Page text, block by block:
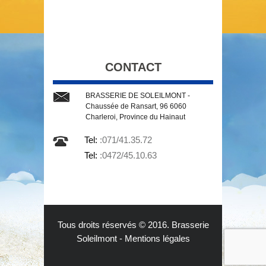
CONTACT
BRASSERIE DE SOLEILMONT -
Chaussée de Ransart, 96 6060
Charleroi, Province du Hainaut
Tel: :071/41.35.72
Tel: :0472/45.10.63
Tous droits réservés © 2016. Brasserie
Soleilmont - Mentions légales